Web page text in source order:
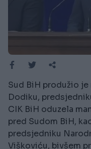
Sud BiH produžio
Dodiku,
CIK BiH oduzela
pred Sudom BiH,
predsjedniku
Viškoviću, bivšem